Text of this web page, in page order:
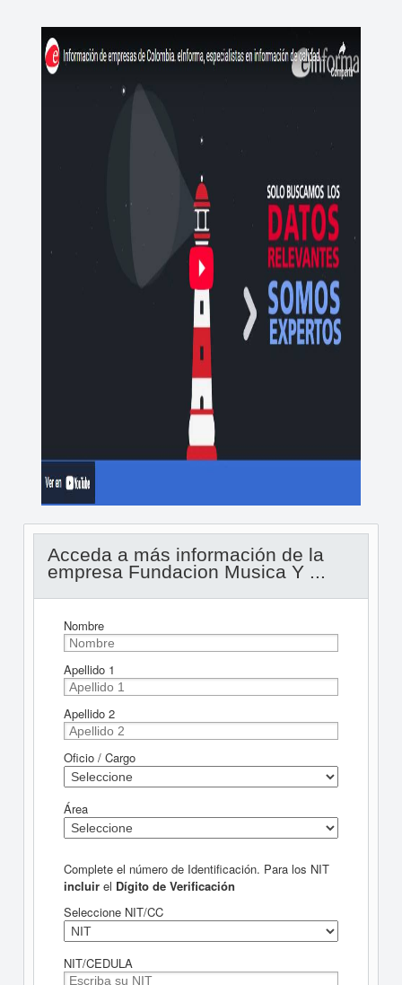
Acceda a más información de la
empresa Fundacion Musica Y ...
Nombre
Apellido 1
Apellido 2
Oficio / Cargo
Área
Complete el número de Identificación. Para los NIT
incluirel Dígito de Verificación
Seleccione NIT/CC
NIT/CEDULA